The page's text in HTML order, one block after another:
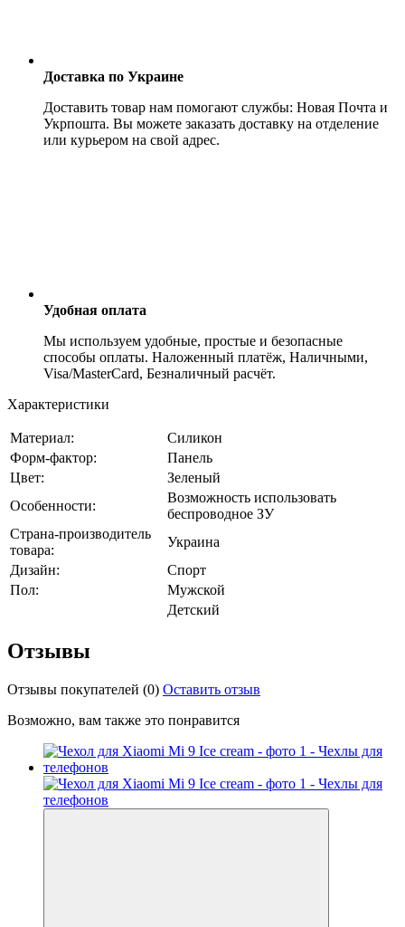
Доставка по Украине
Доставить товар нам помогают службы: Новая Почта и
Укрпошта. Вы можете заказать доставку на отделение
или курьером на свой адрес.
Удобная оплата
Мы используем удобные, простые и безопасные
способы оплаты. Наложенный платёж, Наличными,
Visa/MasterCard, Безналичный расчёт.
Характеристики
Материал:
Силикон
Форм-фактор:
Панель
Цвет:
Зеленый
Особенности:
Возможность использовать
беспроводное ЗУ
Страна-производитель
товара:
Украина
Дизайн:
Спорт
Пол:
Мужской
Детский
Отзывы
Отзывы покупателей (0) Оставить отзыв
Возможно, вам также это понравится